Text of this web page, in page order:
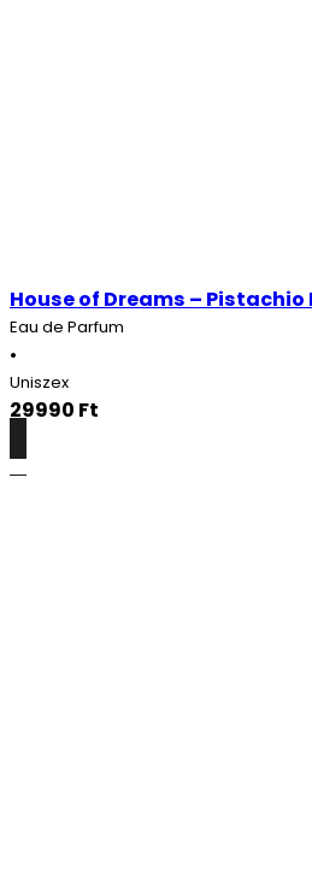
House of Dreams – Pistachio
Eau de Parfum
•
Uniszex
29990 Ft
Részletek